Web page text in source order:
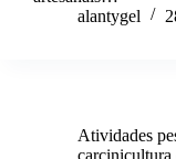
alantygel
Atividades
carcinicultura